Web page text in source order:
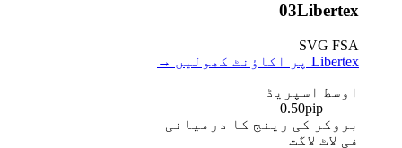
03Libertex
SVG FSA
Libertex پر اکاؤنٹ کھولیں
→
اوسط اسپریڈ
0.50pip
بروکر کی رینج کا درمیانی
فی لاٹ لاگت